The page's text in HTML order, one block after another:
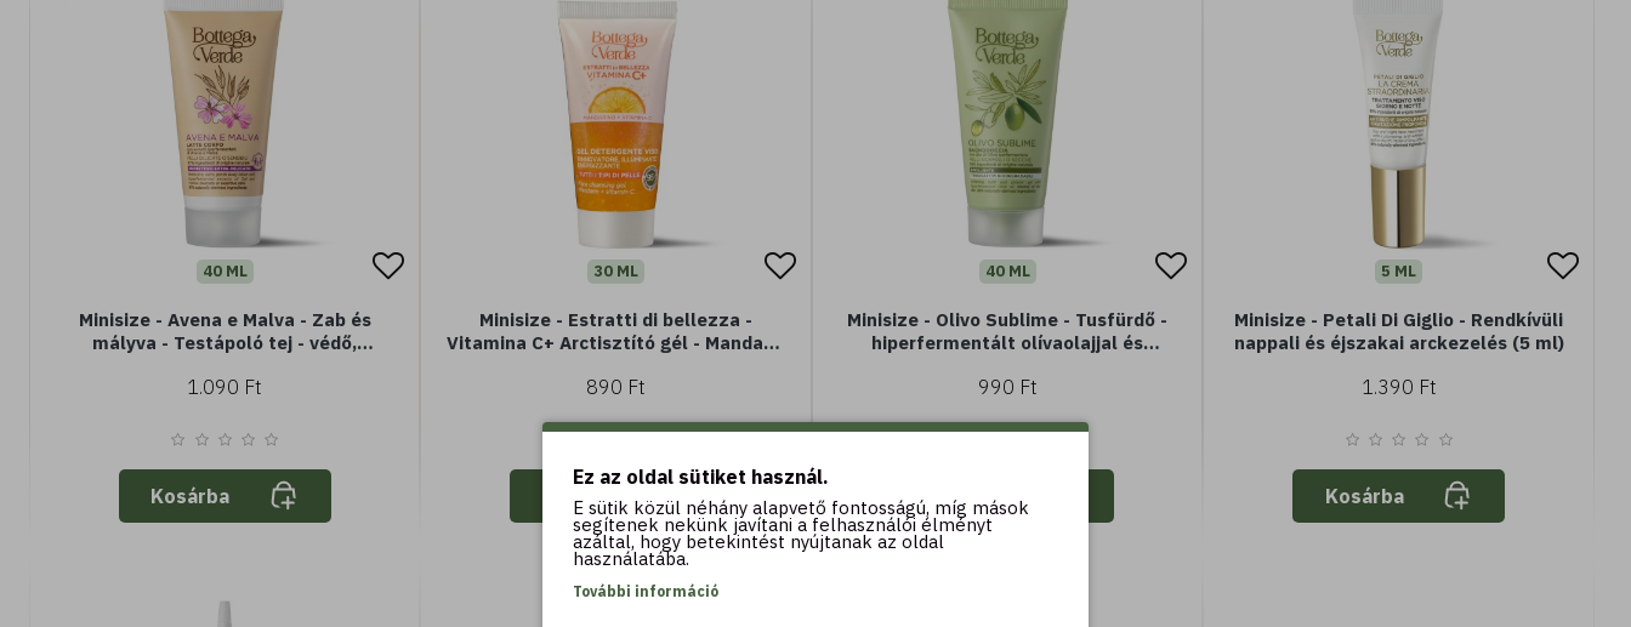
40 ML
Minisize - Avena e Malva - Zab és
mályva - Testápoló tej - védő,
1.090 Ft
Kosárba
30 ML
Minisize - Estratti di bellezza -
Vitamina C+ Arctisztító gél - Mandarin
energetizáló (30 ml)
890 Ft
Kosárba
40 ML
Minisize - Olivo Sublime - Tusfürdő -
hiperfermentált olívaolajjal és
anyagokkal (40 ml) - normál vagy
990 Ft
Kosárba
5 ML
Minisize - Petali Di Giglio - Rendkívüli
nappali és éjszakai arckezelés (5 ml)
1.390 Ft
Kosárba
Ez az oldal sütiket használ.
E sütik közül néhány alapvető fontosságú, míg mások
segítenek nekünk javítani a felhasználói élményt
azáltal, hogy betekintést nyújtanak az oldal
használatába.
További információ